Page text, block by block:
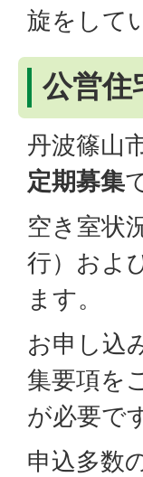
旋をして
公営住
丹波篠山
定期募集
空き室状
行）およ
ます。
お申し込
集要項を
が必要で
申込多数